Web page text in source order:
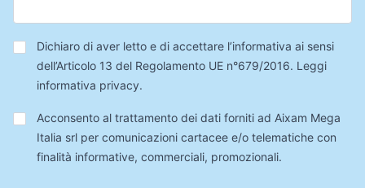
Privacy*
Dichiaro di aver letto e di accettare l’informativa ai sensi
dell’Articolo 13 del Regolamento UE n°679/2016. Leggi
informativa privacy.
Trattamento
Dati
Acconsento al trattamento dei dati forniti ad Aixam Mega
Italia srl per comunicazioni cartacee e/o telematiche con
finalità informative, commerciali, promozionali.